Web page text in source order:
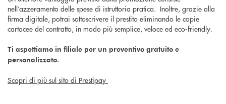
nell’azzeramento delle spese di istruttoria pratica. Inoltre, grazie alla
firma digitale, potrai sottoscrivere il prestito eliminando le copie
cartacee del contratto, in modo più semplice, veloce ed eco-friendly.
Ti aspettiamo in filiale per un preventivo gratuito e
personalizzato.
Scopri di più sul sito di Prestipay